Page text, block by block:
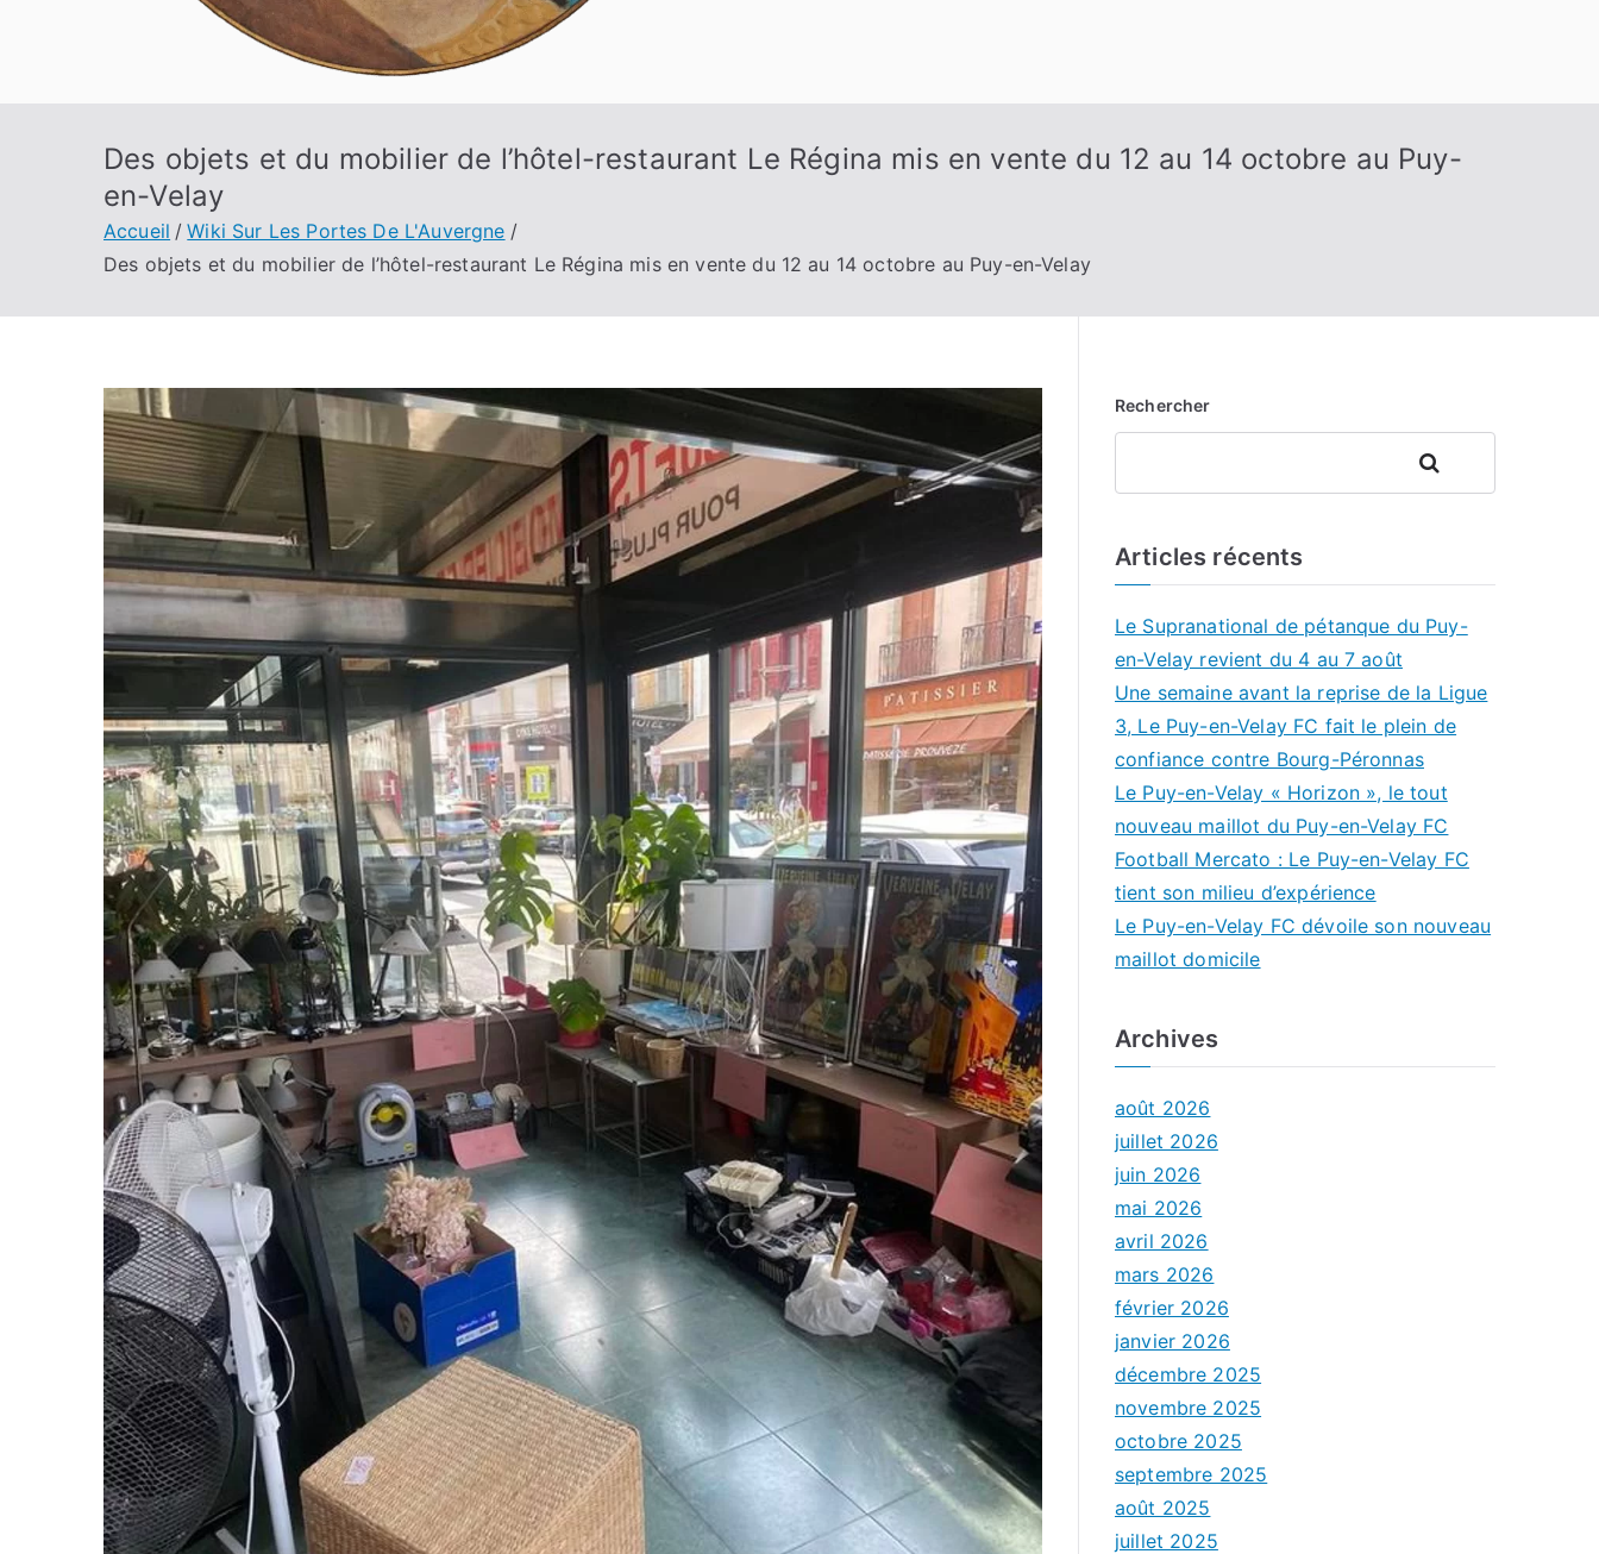
Des objets et du mobilier de l’hôtel-restaurant Le Régina mis en vente du 12 au 14 octobre au Puy-
en-Velay
Accueil
Wiki Sur Les Portes De L'Auvergne
Des objets et du mobilier de l’hôtel-restaurant Le Régina mis en vente du 12 au 14 octobre au Puy-en-Velay
Rechercher
Rechercher
Articles récents
Le Supranational de pétanque du Puy-
en-Velay revient du 4 au 7 août
Une semaine avant la reprise de la Ligue
3, Le Puy-en-Velay FC fait le plein de
confiance contre Bourg-Péronnas
Le Puy-en-Velay « Horizon », le tout
nouveau maillot du Puy-en-Velay FC
Football Mercato : Le Puy-en-Velay FC
tient son milieu d’expérience
Le Puy-en-Velay FC dévoile son nouveau
maillot domicile
Archives
août 2026
juillet 2026
juin 2026
mai 2026
avril 2026
mars 2026
février 2026
janvier 2026
décembre 2025
novembre 2025
octobre 2025
septembre 2025
août 2025
juillet 2025